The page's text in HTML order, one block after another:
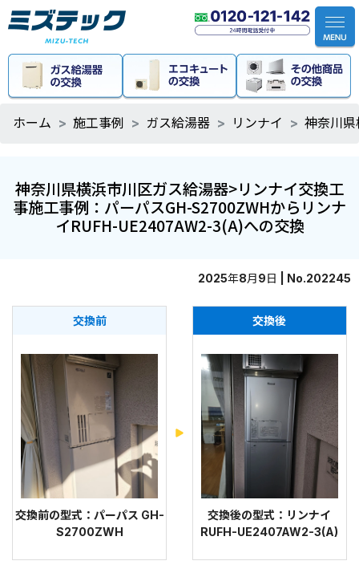
ホーム 施工事例 ガス給湯器 リンナイ 神奈川
神奈川県横浜市川区ガス給湯器>リンナイ交換工
事施工事例：パーパスGH-S2700ZWHからリンナ
イRUFH-UE2407AW2-3(A)への交換
2025年8月9日 | No.202245
交換前
交換前の型式：パーパス GH-
S2700ZWH
交換後
交換後の型式：リンナイ
RUFH-UE2407AW2-3(A)